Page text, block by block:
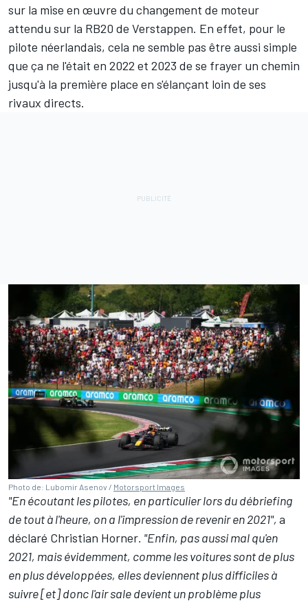
sur la mise en œuvre du changement de moteur
attendu sur la RB20 de Verstappen. En effet, pour le
pilote néerlandais, cela ne semble pas être aussi simple
que ça ne l'était en 2022 et 2023 de se frayer un chemin
jusqu'à la première place en s'élançant loin de ses
rivaux directs.
Photo de: Lubomir Asenov / Motorsport Images
"En écoutant les pilotes, en particulier lors du débriefing
de tout à l'heure, on a l'impression de revenir en 2021", a
déclaré Christian Horner. "Enfin, pas aussi mal qu'en
2021, mais évidemment, comme les voitures sont de plus
en plus développées, elles deviennent plus difficiles à
suivre [et] donc l'air sale devient un problème plus